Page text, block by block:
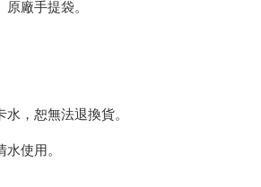
廠手提袋。
，恕無法退換貨。
使用。